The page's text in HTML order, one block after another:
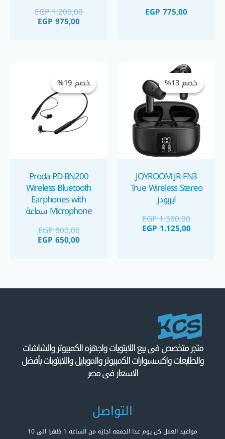
White ايربودز جويروم EGP 775,00
EGP1.200,00
EGP 975,00
خصم 13%
خصم 13%
JOYROOM JR-FN3
True Wireless Stereo
ايربودز
EGP1.300,00
هو:
EGP 1.300,00.
EGP 1.125,00
هو:
EGP 1.125,00.
خصم 19%
خصم 19%
Proda PD-BN200
Wireless Bluetooth
Earphones with
Microphone سماعة
EGP800,00
EGP 650,00
متجر متخصص فى بيع اللابتوبات واجهزه الكمبيوتر والشاشات
والطابعات واكسسوارات الكمبيوتر والموبايل واللابتوبات بأفضل
الاسعار فى مصر
التواصل
مواعيد العمل كل يوم عدا الجمعه اجازه من الساعه 1 ظهرا الى 10